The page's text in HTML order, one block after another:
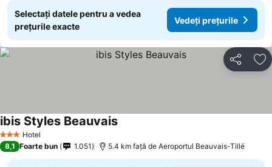
Selectați datele pentru a vedea
prețurile exacte
Vedeți prețurile
Distribuiți
3 SteleHotel
ibis Styles Beauvais
8,1 Foarte bun 1.051 5.4 km faţă de Aeroportul Beauvais-Tillé